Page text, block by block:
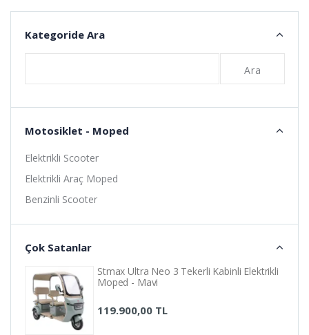
Kategoride Ara
Ara
Motosiklet - Moped
Elektrikli Scooter
Elektrikli Araç Moped
Benzinli Scooter
Çok Satanlar
Stmax Ultra Neo 3 Tekerli Kabinli Elektrikli
Moped - Mavi
119.900,00 TL